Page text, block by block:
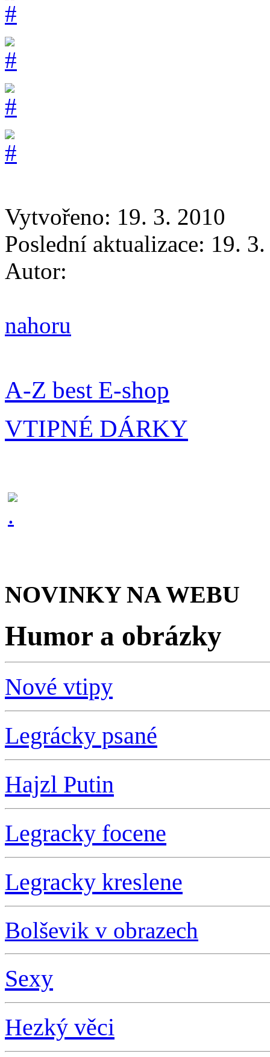
Vytvořeno: 19. 3. 2010
Poslední aktualizace: 19.
Autor:
nahoru
A-Z best E-shop
VTIPNÉ DÁRKY
NOVINKY NA WEBU
Humor a obrázky
Nové vtipy
Legrácky psané
Hajzl Putin
Legracky focene
Legracky kreslene
Bolševik v obrazech
Sexy
Hezký věci